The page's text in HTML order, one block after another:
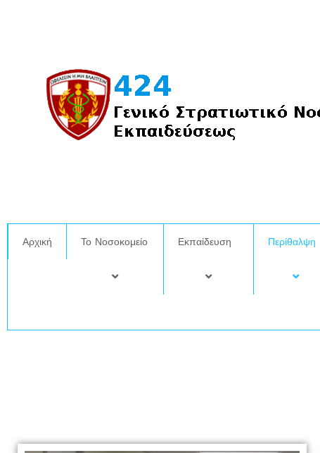
Αρχική Το Νοσοκομείο Εκπαίδευση Περίθαλψη